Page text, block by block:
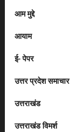
आम मुद्दे
आयाम
ई- पेपर
उत्तर प्रदेश समाचार
उत्तराखंड
उत्तराखंड विमर्श